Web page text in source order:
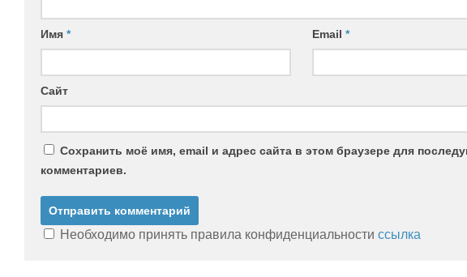
Имя * Email *
Сайт
Сохранить моё имя, email и адрес сайта в этом браузере для
комментариев.
Необходимо принять правила конфиденциальности ссылка